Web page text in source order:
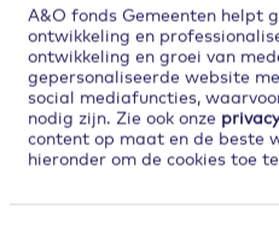
A&O fonds Gemeenten helpt
ontwikkeling en
ontwikkeling en groei van
gepersonaliseerde website
social mediafuncties,
nodig zijn. Zie ook onze
content op maat en de beste
hieronder om de cookies toe
Henri
Onderling
Daarbij is het belangrijk
elkaar te weten wat er
ROME-training hebben